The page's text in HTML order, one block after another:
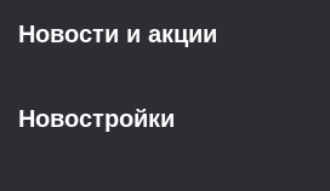
Новости и акции
Новостройки